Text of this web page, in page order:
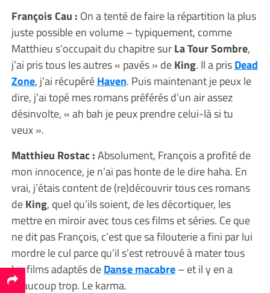
François Cau : On a tenté de faire la répartition la plus
juste possible en volume – typiquement, comme
Matthieu s’occupait du chapitre surLa Tour Sombre,
j’ai pris tous les autres « pavés » deKing. Il a prisDead
Zone, j’ai récupéréHaven. Puis maintenant je peux le
dire, j’ai topé mes romans préférés d’un air assez
désinvolte, « ah bah je peux prendre celui-là si tu
veux ».
Matthieu Rostac :Absolument, François a profité de
mon innocence, je n’ai pas honte de le dire haha. En
vrai, j’étais content de (re)découvrir tous ces romans
deKing, quel qu’ils soient, de les décortiquer, les
mettre en miroir avec tous ces films et séries. Ce que
ne dit pas François, c’est que sa filouterie a fini par lui
mordre le cul parce qu’il s’est retrouvé à mater tous
les films adaptés deDanse macabre– et il y en a
beaucoup trop. Le karma.